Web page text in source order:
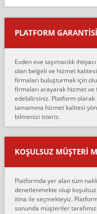
Salon duvarına bir baktım birisi
yapıştırm...
Murat:
çalıştıklarını, müş...
Ahmet:
Lüleburgaz güngünes evden eve
anlaştık sabah eve geldiklerinde
sarcaz demelerine r...
mehmet güldü:
Ankara ALİCANLAR NAKLİYAT
var verdikleri fiyat teklifini
oldukça tutarsı...
Ankara Alicanlar naklyat tel
Konya ya Alicanlar naklyat la
fiyatın mazoto gele...
PLATFORM GARANTİSİ
Evden eve taşımacılık
olan belgeli ve hizmet
firmaları buluşturmak için
firmaları arayarak hizmet
edebilirsiniz. Platform
tamamına hizmet kalitesi
bilmenizi isteriz.
KOŞULSUZ MÜŞTERI
Platformda yer alan tüm
denetlenmekte olup
itina ile seçmekteyiz.
sonunda müşteriler